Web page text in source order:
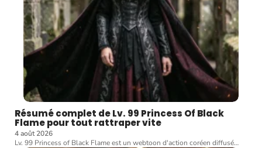
Résumé complet de Lv. 99 Princess Of Black
Flame pour tout rattraper vite
4 août 2026
Lv. 99 Princess of Black Flame est un webtoon d'action coréen diffusé…